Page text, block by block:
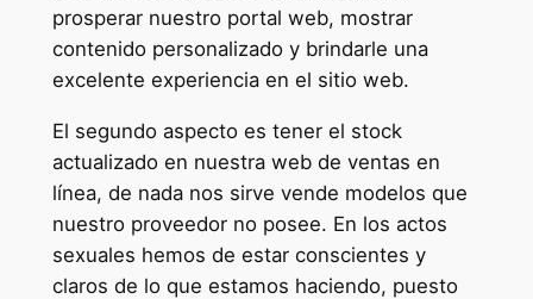
prosperar nuestro portal web, mostrar
contenido personalizado y brindarle una
excelente experiencia en el sitio web.
El segundo aspecto es tener el stock
actualizado en nuestra web de ventas en
línea, de nada nos sirve vende modelos que
nuestro proveedor no posee. En los actos
sexuales hemos de estar conscientes y
claros de lo que estamos haciendo, puesto